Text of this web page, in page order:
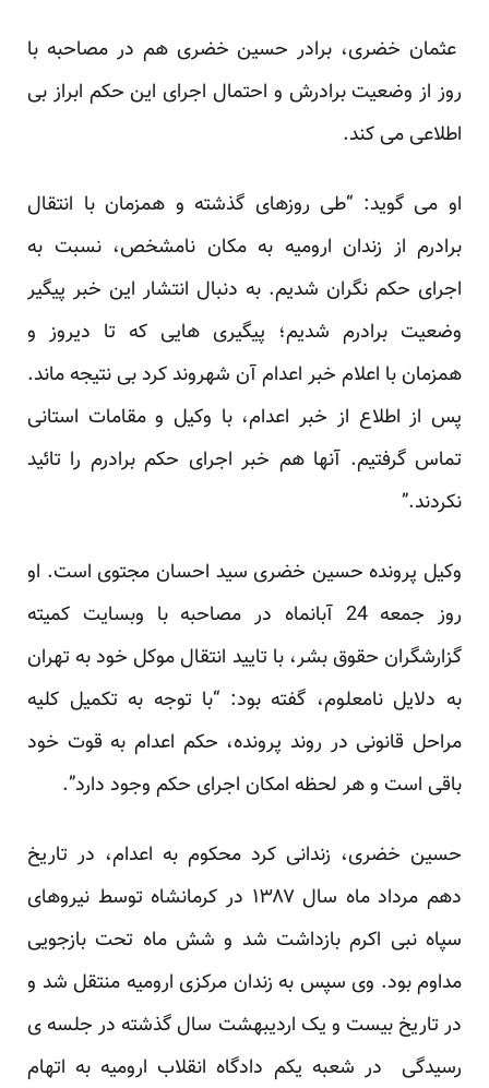
عثمان خضری، برادر حسین خضری هم در مصاحبه با
روز از وضعیت برادرش و احتمال اجرای این حکم ابراز بی
اطلاعی می کند.
او می گوید: “طی روزهای گذشته و همزمان با انتقال
برادرم از زندان ارومیه به مکان نامشخص، نسبت به
اجرای حکم نگران شدیم. به دنبال انتشار این خبر پیگیر
وضعیت برادرم شدیم؛ پیگیری هایی که تا دیروز و
همزمان با اعلام خبر اعدام آن شهروند کرد بی نتیجه ماند.
پس از اطلاع از خبر اعدام، با وکیل و مقامات استانی
تماس گرفتیم. آنها هم خبر اجرای حکم برادرم را تائید
نکردند.”
وکیل پرونده حسین خضری سید احسان مجتوی است. او
روز جمعه 24 آبانماه در مصاحبه با وبسایت کمیته
گزارشگران حقوق بشر، با تایید انتقال موکل خود به تهران
به دلایل نامعلوم، گفته بود: “با توجه به تکمیل کلیه
مراحل قانونی در روند پرونده، حکم اعدام به قوت خود
باقی است و هر لحظه امکان اجرای حکم وجود دارد”.
حسین خضری، زندانی کرد محکوم به اعدام، در تاریخ
دهم مرداد ماه سال ۱۳۸۷ در کرمانشاه توسط نیروهای
سپاه نبی اکرم بازداشت شد و شش ماه تحت بازجویی
مداوم بود. وی سپس به زندان مرکزی ارومیه منتقل شد و
در تاریخ بیست و یک اردیبهشت سال گذشته در جلسه ی
رسیدگی در شعبه یکم دادگاه انقلاب ارومیه به اتهام